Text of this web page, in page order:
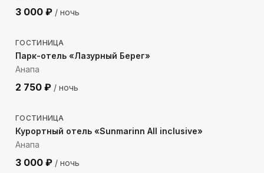
3 000 ₽ / ночь
380м до моря
ГОСТИНИЦА
Парк-отель «Лазурный Берег»
Анапа
2 750 ₽ / ночь
395м до моря
ГОСТИНИЦА
Курортный отель «Sunmarinn All inclusive»
Анапа
3 000 ₽ / ночь
401м до моря